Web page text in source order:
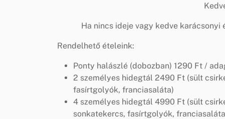
Ha nincs ideje vagy kedve
Rendelhető ételeink:
Ponty halászlé (dobozban) 1290 Ft /
2 személyes hidegtál 2490 Ft (sült
fasírtgolyók, franciasaláta)
4 személyes hidegtál 4990 Ft (sült
sonkatekercs, fasírtgolyók,